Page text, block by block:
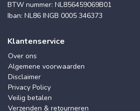
BTW nummer: NL856459069B01
Iban: NL86 INGB 0005 346373
Klantenservice
Over ons
Algemene voorwaarden
Disclaimer
Privacy Policy
Veilig betalen
Verzenden & retourneren